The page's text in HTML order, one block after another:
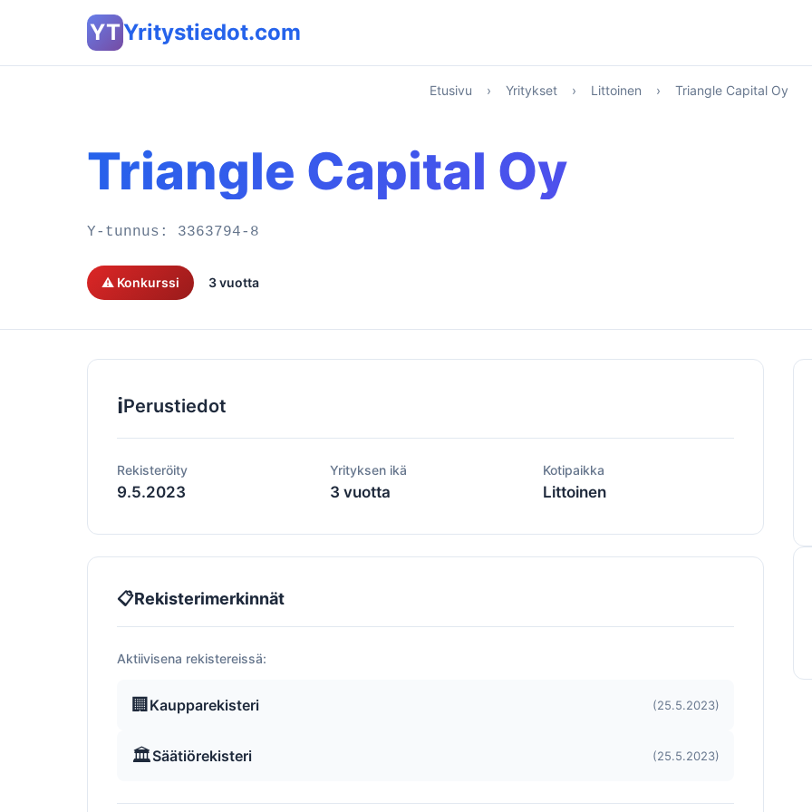
YTYritystiedot.com
Etusivu › Yritykset › Littoinen › Triangle Capital Oy
Triangle Capital Oy
Y-tunnus: 3363794-8
⚠️ Konkurssi 3 vuotta
ℹ️Perustiedot
Rekisteröity
9.5.2023
Yrityksen ikä
3 vuotta
Kotipaikka
Littoinen
📋Rekisterimerkinnät
Aktiivisena rekistereissä:
🏢 Kaupparekisteri (25.5.2023)
🏛️Säätiörekisteri (25.5.2023)